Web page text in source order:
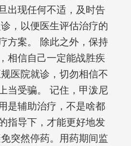
出现任何不适，及时告
，以便医生评估治疗的
方案。 除此之外，保持
相信自己一定能战胜疾
医院就诊，切勿相信不
当受骗。 记住，甲泼尼
是辅助治疗，不是啥都
指导下，才能更好地发
突然停药。用药期间监